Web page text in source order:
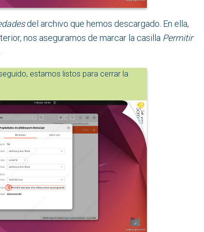
del archivo que hemos descargado. En ella,
nos aseguramos de marcar la casilla Permitir
estamos listos para cerrar la